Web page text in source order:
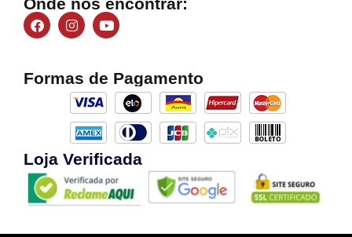
Onde nos encontrar:
Formas de Pagamento
Loja Verificada